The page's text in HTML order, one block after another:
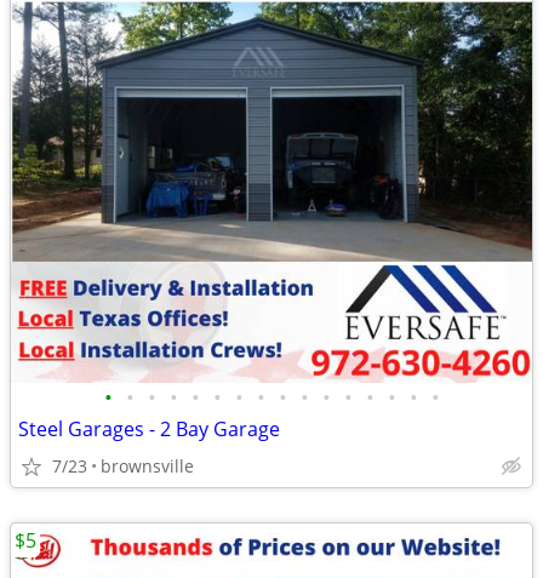
• • • • • • • • • • • • • • • •
Steel Garages - 2 Bay Garage
7/23 brownsville
$5